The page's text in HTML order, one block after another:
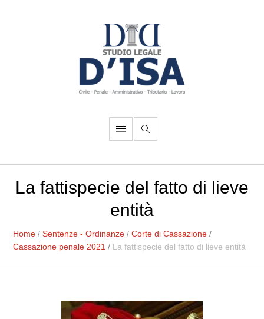
La fattispecie del fatto di lieve
entità
Home /Sentenze - Ordinanze /Corte di Cassazione /
Cassazione penale 2021 / La fattispecie del fatto di lieve entità